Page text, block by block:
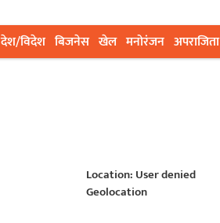
देश/विदेश बिजनेस खेल मनोरंजन अपराजिता
Location: User denied
Geolocation